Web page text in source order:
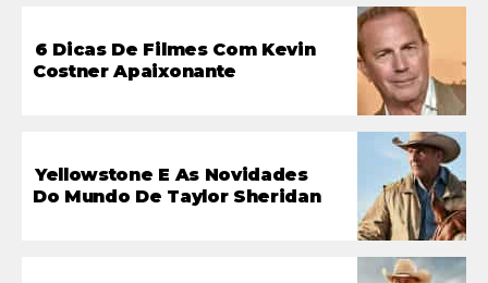
6 Dicas De Filmes Com Kevin
Costner Apaixonante
Yellowstone E As Novidades
Do Mundo De Taylor Sheridan